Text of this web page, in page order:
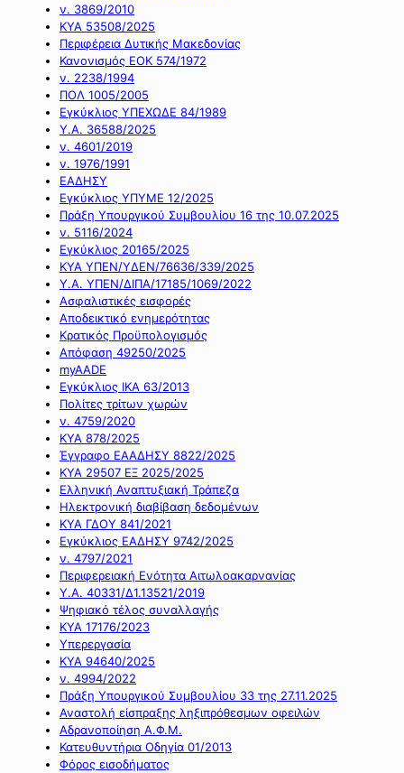
ν. 3869/2010
ΚΥΑ 53508/2025
Περιφέρεια Δυτικής Μακεδονίας
Κανονισμός ΕΟΚ 574/1972
ν. 2238/1994
ΠΟΛ 1005/2005
Εγκύκλιος ΥΠΕΧΩΔΕ 84/1989
Υ.Α. 36588/2025
ν. 4601/2019
ν. 1976/1991
ΕΑΔΗΣΥ
Εγκύκλιος ΥΠΥΜΕ 12/2025
Πράξη Υπουργικού Συμβουλίου 16 της 10.07.2025
ν. 5116/2024
Εγκύκλιος 20165/2025
ΚΥΑ ΥΠΕΝ/ΥΔΕΝ/76636/339/2025
Υ.Α. ΥΠΕΝ/ΔΙΠΑ/17185/1069/2022
Ασφαλιστικές εισφορές
Αποδεικτικό ενημερότητας
Κρατικός Προϋπολογισμός
Απόφαση 49250/2025
myAADE
Εγκύκλιος ΙΚΑ 63/2013
Πολίτες τρίτων χωρών
ν. 4759/2020
ΚΥΑ 878/2025
Έγγραφο ΕΑΑΔΗΣΥ 8822/2025
ΚΥΑ 29507 ΕΞ 2025/2025
Ελληνική Αναπτυξιακή Τράπεζα
Ηλεκτρονική διαβίβαση δεδομένων
ΚΥΑ ΓΔΟΥ 841/2021
Εγκύκλιος ΕΑΔΗΣΥ 9742/2025
ν. 4797/2021
Περιφερειακή Ενότητα Αιτωλοακαρνανίας
Υ.Α. 40331/Δ1.13521/2019
Ψηφιακό τέλος συναλλαγής
ΚΥΑ 17176/2023
Υπερεργασία
ΚΥΑ 94640/2025
ν. 4994/2022
Πράξη Υπουργικού Συμβουλίου 33 της 27.11.2025
Αναστολή είσπραξης ληξιπρόθεσμων οφειλών
Αδρανοποίηση Α.Φ.Μ.
Κατευθυντήρια Οδηγία 01/2013
Φόρος εισοδήματος